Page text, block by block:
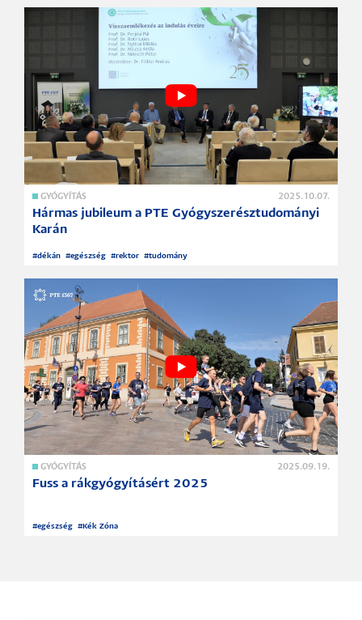
GYÓGYÍTÁS 2025.10.07.
Hármas jubileum a PTE Gyógyszerésztudományi
Karán
#dékán #egészség #rektor #tudomány
GYÓGYÍTÁS 2025.09.19.
Fuss a rákgyógyításért 2025
#egészség # Kék Zóna